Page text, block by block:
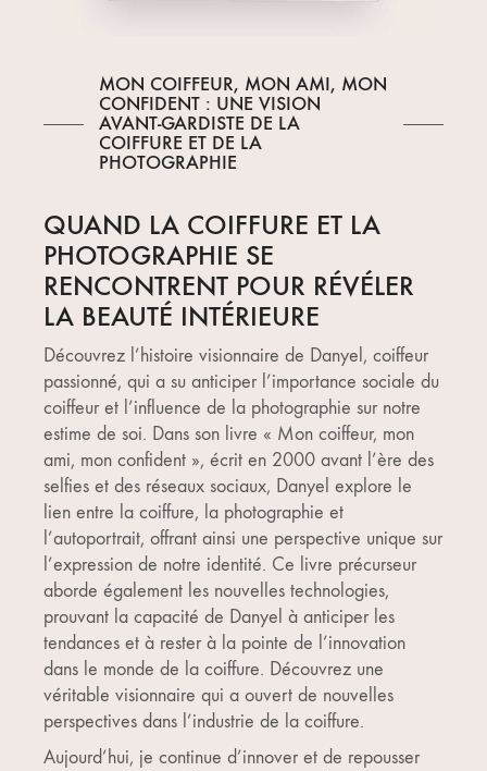
MON COIFFEUR, MON AMI, MON
CONFIDENT : UNE VISION
AVANT-GARDISTE DE LA
COIFFURE ET DE LA
PHOTOGRAPHIE
QUAND LA COIFFURE ET LA
PHOTOGRAPHIE SE
RENCONTRENT POUR RÉVÉLER
LA BEAUTÉ INTÉRIEURE
Découvrez l’histoire visionnaire de Danyel, coiffeur
passionné, qui a su anticiper l’importance sociale du
coiffeur et l’influence de la photographie sur notre
estime de soi. Dans son livre « Mon coiffeur, mon
ami, mon confident », écrit en 2000 avant l’ère des
selfies et des réseaux sociaux, Danyel explore le
lien entre la coiffure, la photographie et
l’autoportrait, offrant ainsi une perspective unique sur
l’expression de notre identité. Ce livre précurseur
aborde également les nouvelles technologies,
prouvant la capacité de Danyel à anticiper les
tendances et à rester à la pointe de l’innovation
dans le monde de la coiffure. Découvrez une
véritable visionnaire qui a ouvert de nouvelles
perspectives dans l’industrie de la coiffure.
Aujourd’hui, je continue d’innover et de repousser